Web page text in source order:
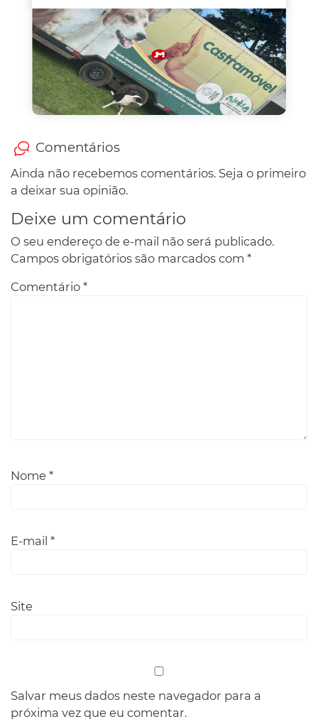
Comentários
Ainda não recebemos comentários. Seja o primeiro
a deixar sua opinião.
Deixe um comentário
O seu endereço de e-mail não será publicado.
Campos obrigatórios são marcados com *
Comentário *
Nome *
E-mail *
Site
Salvar meus dados neste navegador para a
próxima vez que eu comentar.